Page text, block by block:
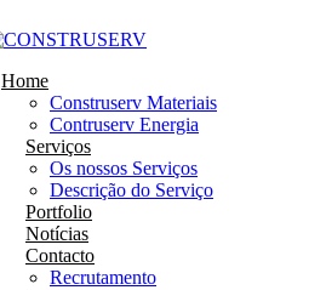
Home
Construserv Materiais
Contruserv Energia
Serviços
Os nossos Serviços
Descrição do Serviço
Portfolio
Notícias
Contacto
Recrutamento